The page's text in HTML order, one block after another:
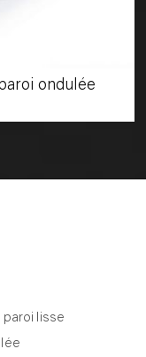
ondulée
paroi lisse